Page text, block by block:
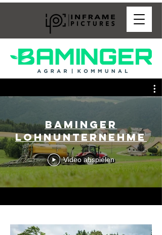
Baminger
Lohnunternehmen
Video abspielen